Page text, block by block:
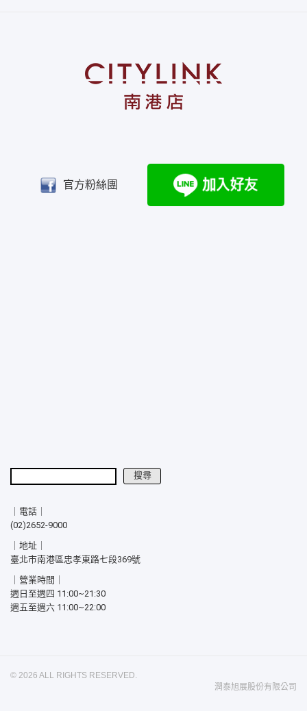
官方粉絲團
搜尋
｜電話｜
(02)2652-9000
｜地址｜
臺北市南港區忠孝東路七段369號
｜營業時間｜
週日至週四 11:00~21:30
週五至週六 11:00~22:00
© 2026 ALL RIGHTS RESERVED.
潤泰旭展股份有限公司